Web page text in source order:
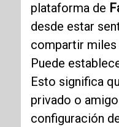
plataforma de
desde estar
compartir miles
Puede
Esto significa
privado o
configuración